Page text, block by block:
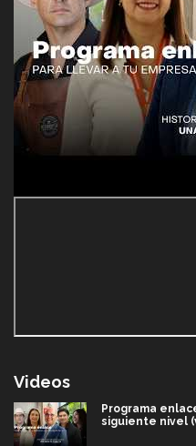
Videos
Programa
siguiente nivel